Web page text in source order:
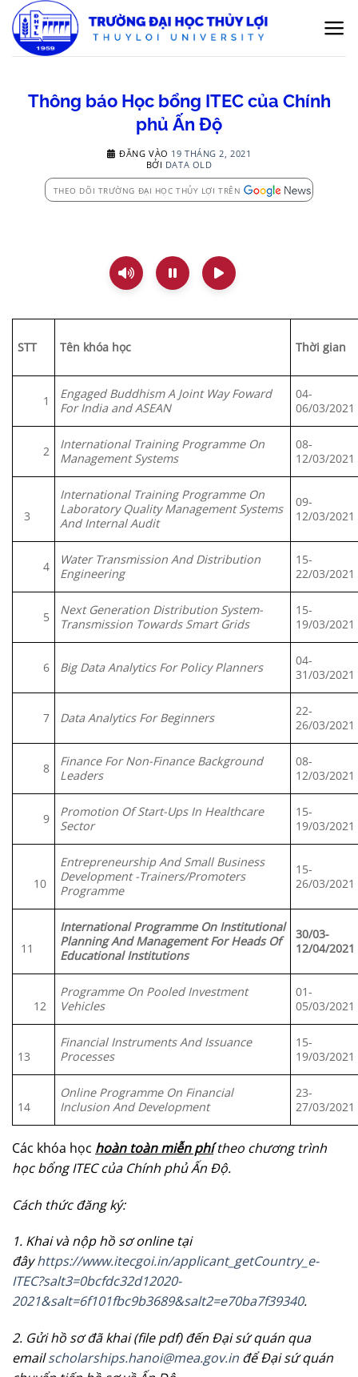
qua
nội
Thông báo Học bổng ITEC của Chính
phủ Ấn Độ
ĐĂNG VÀO 19 THÁNG 2, 2021
BỞI DATA OLD
THEO DÕI TRƯỜNG ĐẠI HỌC THỦY LỢI TRÊN
STT Tên khóa học Thời gian
1
Engaged Buddhism A Joint Way Foward
For India and ASEAN
04-
06/03/2021
2
International Training Programme On
Management Systems
08-
12/03/2021
3
International Training Programme On
Laboratory Quality Management Systems
And Internal Audit
09-
12/03/2021
4
Water Transmission And Distribution
Engineering
15-
22/03/2021
5
Next Generation Distribution System-
Transmission Towards Smart Grids
15-
19/03/2021
6 Big Data Analytics For Policy Planners
04-
31/03/2021
7 Data Analytics For Beginners
22-
26/03/2021
8
Finance For Non-Finance Background
Leaders
08-
12/03/2021
9
Promotion Of Start-Ups In Healthcare
Sector
15-
19/03/2021
10
Entrepreneurship And Small Business
Development -Trainers/Promoters
Programme
15-
26/03/2021
11
International Programme On Institutional
Planning And Management For Heads Of
Educational Institutions
30/03-
12/04/2021
12
Programme On Pooled Investment
Vehicles
01-
05/03/2021
13
Financial Instruments And Issuance
Processes
15-
19/03/2021
14
Online Programme On Financial
Inclusion And Development
23-
27/03/2021
Các khóa học hoàn toàn miễn phítheo chương trình
học bổng ITEC của Chính phủ Ấn Độ.
Cách thức đăng ký:
1. Khai và nộp hồ sơ online tại
đâyhttps://www.itecgoi.in/applicant_getCountry_e-
ITEC?salt3=0bcfdc32d12020-
2021&salt=6f101fbc9b3689&salt2=e70ba7f39340.
2. Gửi hồ sơ đã khai (file pdf) đến Đại sứ quán qua
emailscholarships.hanoi@mea.gov.in để Đại sứ quán